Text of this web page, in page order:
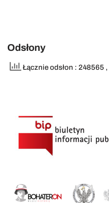
Odsłony
Łącznie odsłon : 248565